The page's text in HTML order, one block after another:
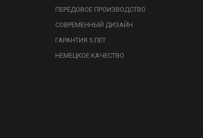
ПЕРЕДОВОЕ ПРОИЗВОДСТВО
СОВРЕМЕННЫЙ ДИЗАЙН
ГАРАНТИЯ 5 ЛЕТ
НЕМЕЦКОЕ КАЧЕСТВО